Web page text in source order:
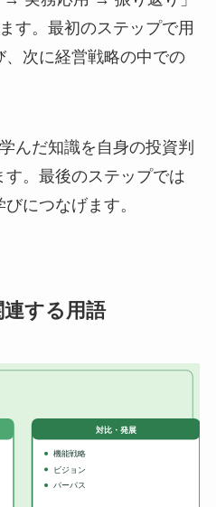
す。最初のステップで用
次に経営戦略の中での
んだ知識を自身の投資判
。最後のステップでは
につなげます。
する用語
対比・発展
機能戦略
ビジョン
パーパス